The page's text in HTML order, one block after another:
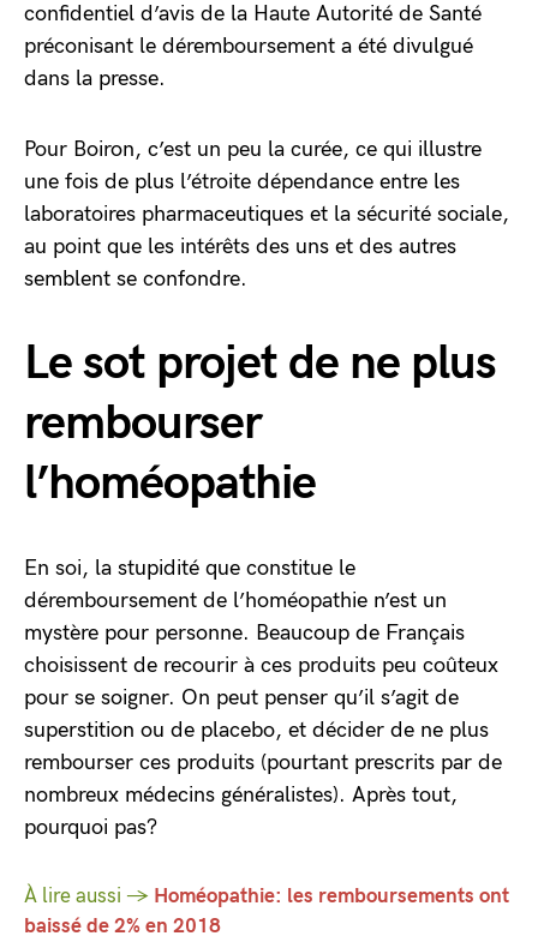
confidentiel d’avis de la Haute Autorité de Santé
préconisant le déremboursement a été divulgué
dans la presse.
Pour Boiron, c’est un peu la curée, ce qui illustre
une fois de plus l’étroite dépendance entre les
laboratoires pharmaceutiques et la sécurité sociale,
au point que les intérêts des uns et des autres
semblent se confondre.
Le sot projet de ne plus
rembourser
l’homéopathie
En soi, la stupidité que constitue le
déremboursement de l’homéopathie n’est un
mystère pour personne. Beaucoup de Français
choisissent de recourir à ces produits peu coûteux
pour se soigner. On peut penser qu’il s’agit de
superstition ou de placebo, et décider de ne plus
rembourser ces produits (pourtant prescrits par de
nombreux médecins généralistes). Après tout,
pourquoi pas?
À lire aussi → Homéopathie: les remboursements ont
baissé de 2% en 2018